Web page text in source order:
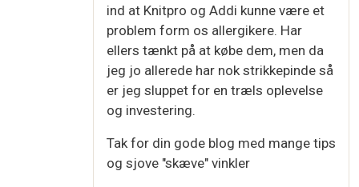
ind at Knitpro og Addi kunne være et
problem form os allergikere. Har
ellers tænkt på at købe dem, men da
jeg jo allerede har nok strikkepinde så
er jeg sluppet for en træls oplevelse
og investering.
Tak for din gode blog med mange tips
og sjove "skæve" vinkler